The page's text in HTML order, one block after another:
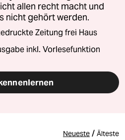
allen recht macht und
nicht gehört werden.
Zeitung frei Haus
inkl. Vorlesefunktion
Neueste / Älteste